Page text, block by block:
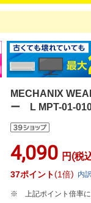
MECHANIX
ー L MPT-01-
4,090 円(税
37ポイント 1倍 内訳
上記ポイント倍率